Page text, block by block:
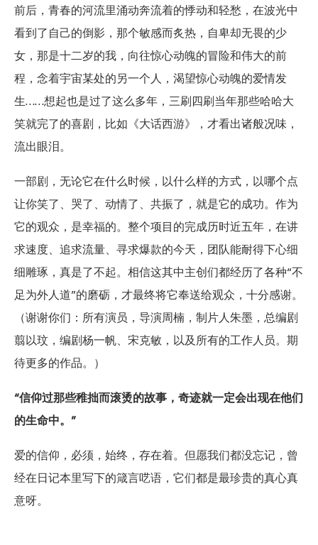
前后，青春的河流里涌动奔流着的悸动和轻愁，在波光中
看到了自己的倒影，那个敏感而炙热，自卑却无畏的少
女，那是十二岁的我，向往惊心动魄的冒险和伟大的前
程，念着宇宙某处的另一个人，渴望惊心动魄的爱情发
生……想起也是过了这么多年，三刷四刷当年那些哈哈大
笑就完了的喜剧，比如《大话西游》，才看出诸般况味，
流出眼泪。
一部剧，无论它在什么时候，以什么样的方式，以哪个点
让你笑了、哭了、动情了、共振了，就是它的成功。作为
它的观众，是幸福的。整个项目的完成历时近五年，在讲
求速度、追求流量、寻求爆款的今天，团队能耐得下心细
细雕琢，真是了不起。相信这其中主创们都经历了各种“不
足为外人道”的磨砺，才最终将它奉送给观众，十分感谢。
（谢谢你们：所有演员，导演周楠，制片人朱墨，总编剧
翦以玟，编剧杨一帆、宋克敏，以及所有的工作人员。期
待更多的作品。）
“信仰过那些稚拙而滚烫的故事，奇迹就一定会出现在他们
的生命中。”
爱的信仰，必须，始终，存在着。但愿我们都没忘记，曾
经在日记本里写下的箴言呓语，它们都是最珍贵的真心真
意呀。